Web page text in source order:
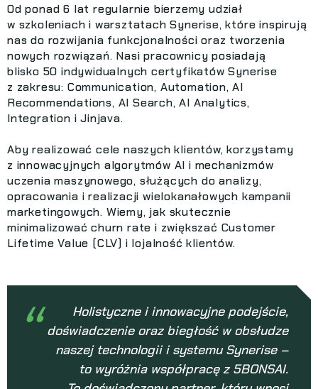
Od ponad 6 lat regularnie bierzemy udział
w szkoleniach i warsztatach Synerise, które inspirują
nas do rozwijania funkcjonalności oraz tworzenia
nowych rozwiązań. Nasi pracownicy posiadają
blisko 50 indywidualnych certyfikatów Synerise
z zakresu: Communication, Automation, AI
Recommendations, AI Search, AI Analytics,
Integration i Jinjava.
Aby realizować cele naszych klientów, korzystamy
z innowacyjnych algorytmów AI i mechanizmów
uczenia maszynowego, służących do analizy,
opracowania i realizacji wielokanałowych kampanii
marketingowych. Wiemy, jak skutecznie
minimalizować churn rate i zwiększać Customer
Lifetime Value (CLV) i lojalność klientów.
“
Holistyczne i innowacyjne podejście,
doświadczenie oraz biegłość w obsłudze
naszej technologii i systemu Synerise –
to wyróżnia współpracę z 5BONSAI.